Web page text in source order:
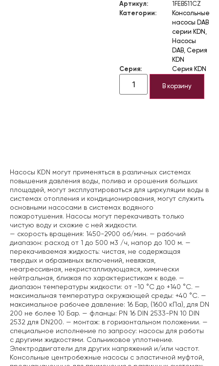
Артикул:
1FEB511CZ
Категории:
Консольные
насосы DAB
серии KDN ,
Насосы
DAB, Серия
KDN
Серия:
Серия KDN
В корзину
Насосы KDN могут применяться в различных системах
повышения давления воды, полива и орошения больших
площадей, могут эксплуатироваться для циркуляции воды в
системах отопления и кондиционирования, могут служить
основными насосами в системах водяного
пожаротушения. Насосы могут перекачивать только
чистую воду и схожие с ней жидкости.
— скорость вращения: 1450-2900 об/мин. — рабочий
диапазон: расход от 1 до 500 м3 /ч, напор до 100 м. —
перекачиваемая жидкость: чистая, не содержащая
твердых и абразивных включений, невязкая,
неагрессивная, некристаллизующаяся, химически
нейтральная, близкая по характеристикам к воде. —
диапазон температуры жидкости: от -10 °C до +140 °C. —
максимальная температура окружающей среды: +40 °C. —
максимальное рабочее давление: 16 Бар, (1600 кПа), для DN
200 не более 10 Бар. — фланцы: PN 16 DIN 2533-PN 10 DIN
2532 для DN200. — монтаж: в горизонтальном положении. —
специальное исполнение по запросу: насосы для работы
с другими жидкостями. Сальниковое уплотнение.
Электродвигатели для других напряжений и/или частот.
Консольные центробежные насосы с эластичной муфтой,